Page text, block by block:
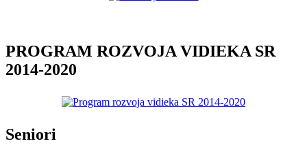
PROGRAM ROZVOJA VIDIEKA SR
2014-2020
Seniori